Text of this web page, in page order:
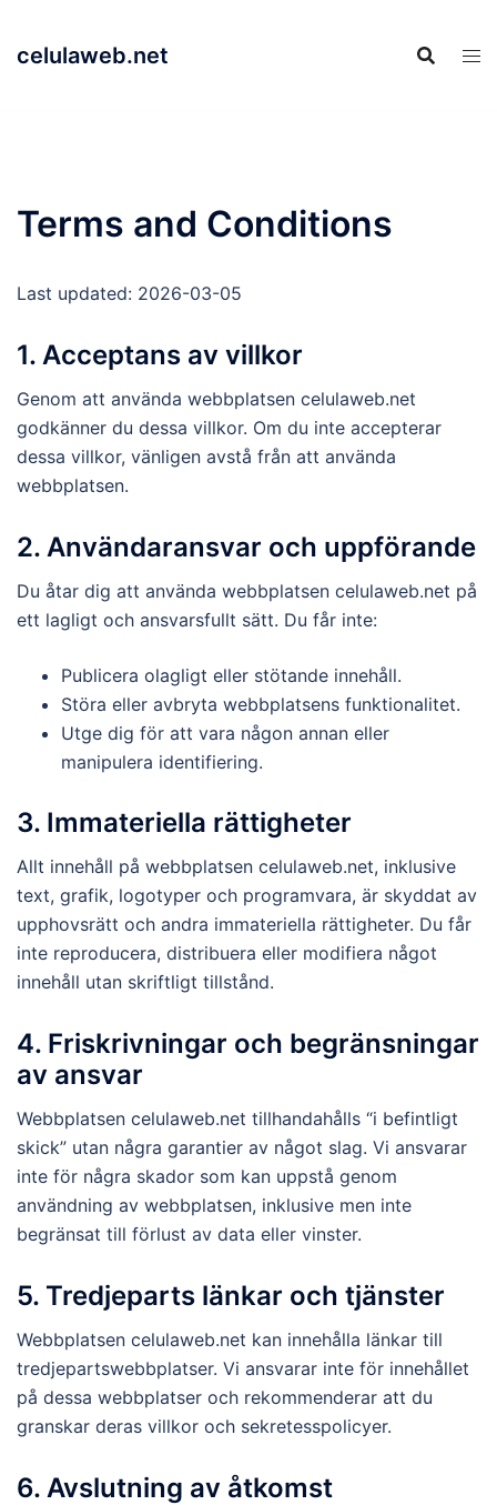
content
celulaweb.net
Terms and Conditions
Last updated: 2026-03-05
1. Acceptans av villkor
Genom att använda webbplatsen celulaweb.net
godkänner du dessa villkor. Om du inte accepterar
dessa villkor, vänligen avstå från att använda
webbplatsen.
2. Användaransvar och uppförande
Du åtar dig att använda webbplatsen celulaweb.net på
ett lagligt och ansvarsfullt sätt. Du får inte:
Publicera olagligt eller stötande innehåll.
Störa eller avbryta webbplatsens funktionalitet.
Utge dig för att vara någon annan eller
manipulera identifiering.
3. Immateriella rättigheter
Allt innehåll på webbplatsen celulaweb.net, inklusive
text, grafik, logotyper och programvara, är skyddat av
upphovsrätt och andra immateriella rättigheter. Du får
inte reproducera, distribuera eller modifiera något
innehåll utan skriftligt tillstånd.
4. Friskrivningar och begränsningar
av ansvar
Webbplatsen celulaweb.net tillhandahålls “i befintligt
skick” utan några garantier av något slag. Vi ansvarar
inte för några skador som kan uppstå genom
användning av webbplatsen, inklusive men inte
begränsat till förlust av data eller vinster.
5. Tredjeparts länkar och tjänster
Webbplatsen celulaweb.net kan innehålla länkar till
tredjepartswebbplatser. Vi ansvarar inte för innehållet
på dessa webbplatser och rekommenderar att du
granskar deras villkor och sekretesspolicyer.
6. Avslutning av åtkomst